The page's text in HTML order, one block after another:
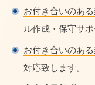
お付き合いのあ
ル作成・保守サ
お付き合いのあ
対応致します。